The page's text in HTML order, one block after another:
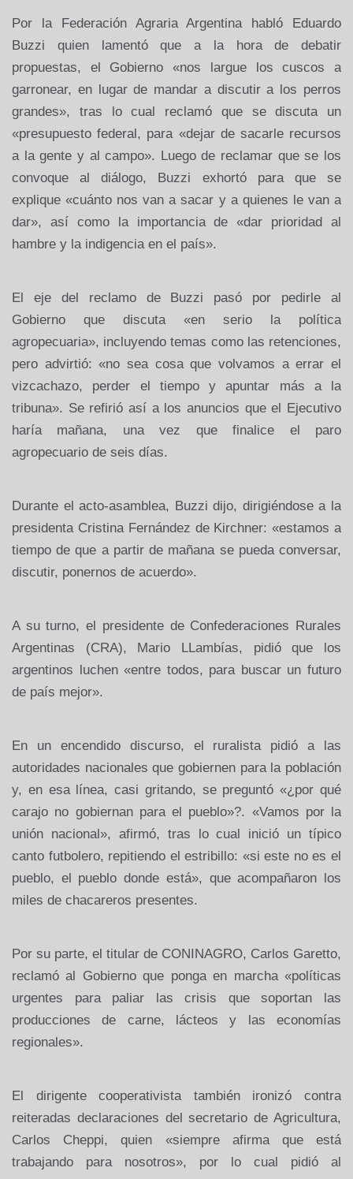
Por la Federación Agraria Argentina habló Eduardo
Buzzi quien lamentó que a la hora de debatir
propuestas, el Gobierno «nos largue los cuscos a
garronear, en lugar de mandar a discutir a los perros
grandes», tras lo cual reclamó que se discuta un
«presupuesto federal, para «dejar de sacarle recursos
a la gente y al campo». Luego de reclamar que se los
convoque al diálogo, Buzzi exhortó para que se
explique «cuánto nos van a sacar y a quienes le van a
dar», así como la importancia de «dar prioridad al
hambre y la indigencia en el país».
El eje del reclamo de Buzzi pasó por pedirle al
Gobierno que discuta «en serio la política
agropecuaria», incluyendo temas como las retenciones,
pero advirtió: «no sea cosa que volvamos a errar el
vizcachazo, perder el tiempo y apuntar más a la
tribuna». Se refirió así a los anuncios que el Ejecutivo
haría mañana, una vez que finalice el paro
agropecuario de seis días.
Durante el acto-asamblea, Buzzi dijo, dirigiéndose a la
presidenta Cristina Fernández de Kirchner: «estamos a
tiempo de que a partir de mañana se pueda conversar,
discutir, ponernos de acuerdo».
A su turno, el presidente de Confederaciones Rurales
Argentinas (CRA), Mario LLambías, pidió que los
argentinos luchen «entre todos, para buscar un futuro
de país mejor».
En un encendido discurso, el ruralista pidió a las
autoridades nacionales que gobiernen para la población
y, en esa línea, casi gritando, se preguntó «¿por qué
carajo no gobiernan para el pueblo»?. «Vamos por la
unión nacional», afirmó, tras lo cual inició un típico
canto futbolero, repitiendo el estribillo: «si este no es el
pueblo, el pueblo donde está», que acompañaron los
miles de chacareros presentes.
Por su parte, el titular de CONINAGRO, Carlos Garetto,
reclamó al Gobierno que ponga en marcha «políticas
urgentes para paliar las crisis que soportan las
producciones de carne, lácteos y las economías
regionales».
El dirigente cooperativista también ironizó contra
reiteradas declaraciones del secretario de Agricultura,
Carlos Cheppi, quien «siempre afirma que está
trabajando para nosotros», por lo cual pidió al